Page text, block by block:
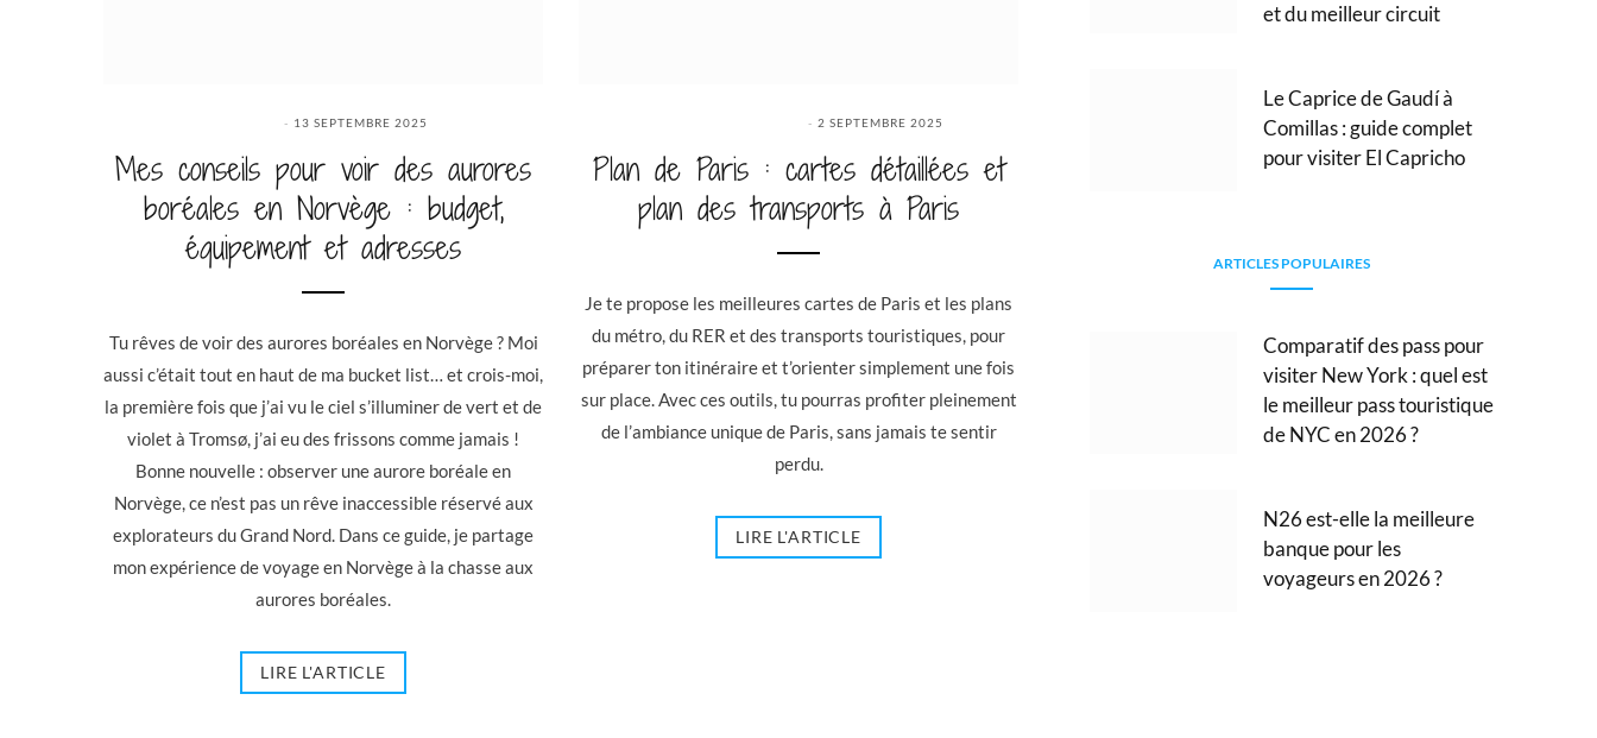
13 SEPTEMBRE 2025
Mes conseils pour voir des aurores
boréales en Norvège : budget,
équipement et adresses
Tu rêves de voir des aurores boréales en Norvège ? Moi
aussi c’était tout en haut de ma bucket list… et crois-moi,
la première fois que j’ai vu le ciel s’illuminer de vert et de
violet à Tromsø, j’ai eu des frissons comme jamais !
Bonne nouvelle : observer une aurore boréale en
Norvège, ce n’est pas un rêve inaccessible réservé aux
explorateurs du Grand Nord. Dans ce guide, je partage
mon expérience de voyage en Norvège à la chasse aux
aurores boréales.
LIRE L'ARTICLE
2 SEPTEMBRE 2025
Plan de Paris : cartes détaillées et
plan des transports à Paris
Je te propose les meilleures cartes de Paris et les plans
du métro, du RER et des transports touristiques, pour
préparer ton itinéraire et t’orienter simplement une fois
sur place. Avec ces outils, tu pourras profiter pleinement
de l’ambiance unique de Paris, sans jamais te sentir
perdu.
LIRE L'ARTICLE
et du meilleur circuit
Le Caprice de Gaudí à
Comillas : guide complet
pour visiter El Capricho
ARTICLES POPULAIRES
Comparatif des pass pour
visiter New York : quel est
le meilleur pass touristique
de NYC en 2026 ?
N26 est-elle la meilleure
banque pour les
voyageurs en 2026 ?